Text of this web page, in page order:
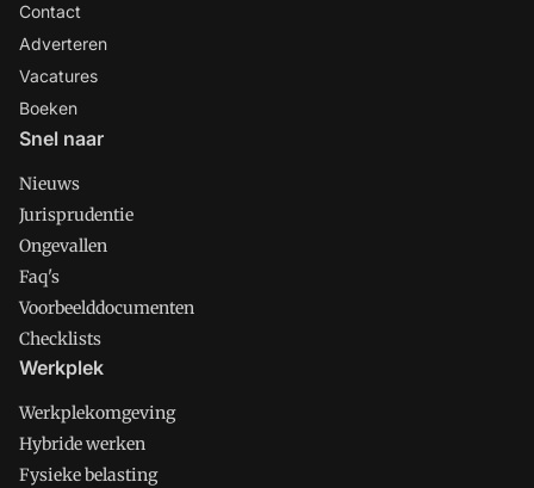
Contact
Adverteren
Vacatures
Boeken
Snel naar
Nieuws
Jurisprudentie
Ongevallen
Faq's
Voorbeelddocumenten
Checklists
Werkplek
Werkplekomgeving
Hybride werken
Fysieke belasting